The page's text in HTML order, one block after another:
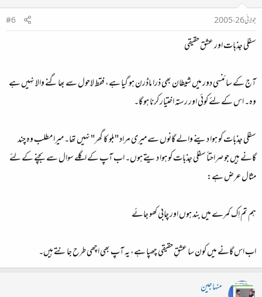
جولائی 26، 2005
#6
سفلی جذبات اور عشق حقیقی
آج کے سائنسی دور میں شیطان بھی ذرا ماڈرن ہو گیا ہے، فقط لاحول سے بھاگنے والا نہیں ہے
وہ۔ اس کے لئے کوئی اور رستہ اختیار کرنا ہو گا۔
سفلی جذبات کو ہوا دینے والے گانوں سے میری مراد "بلو کا گھر" نہیں تھا۔ میرا مطلب وہ چند
گانے ہیں جو صراحتاً سفلی جذبات کو ہوا دیتے ہوں۔ اب آپ کے اگلے سوال سے بچنے کے لئے
مثال عرض ہے:
ہم تم اِک کمرے میں بند ہوں اور چابی کھو جائے
اب اس گانے میں کون سا عشقِ حقیقی چھپا ہے، یہ آپ بھی اچھی طرح جانتے ہیں۔
منہاجین